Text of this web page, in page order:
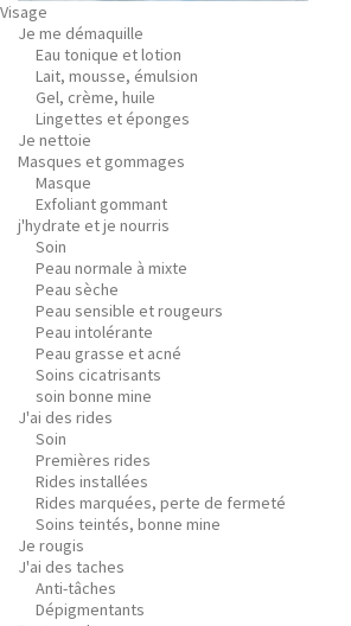
Visage
Je me démaquille
Eau tonique et lotion
Lait, mousse, émulsion
Gel, crème, huile
Lingettes et éponges
Je nettoie
Masques et gommages
Masque
Exfoliant gommant
j'hydrate et je nourris
Soin
Peau normale à mixte
Peau sèche
Peau sensible et rougeurs
Peau intolérante
Peau grasse et acné
Soins cicatrisants
soin bonne mine
J'ai des rides
Soin
Premières rides
Rides installées
Rides marquées, perte de fermeté
Soins teintés, bonne mine
Je rougis
J'ai des taches
Anti-tâches
Dépigmentants